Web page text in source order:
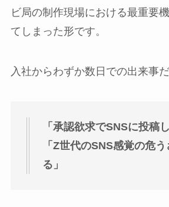
ビ局の制作現場における最重要
てしまった形です。
入社からわずか数日での出来事
「承認欲求でSNSに投稿し
「Z世代のSNS感覚の危
る」